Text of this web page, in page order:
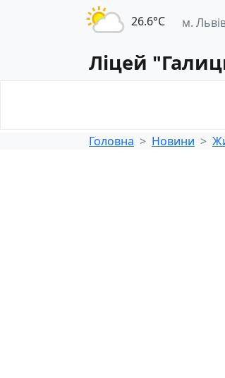
26.6°С м.
Ліцей
Головна
Новини